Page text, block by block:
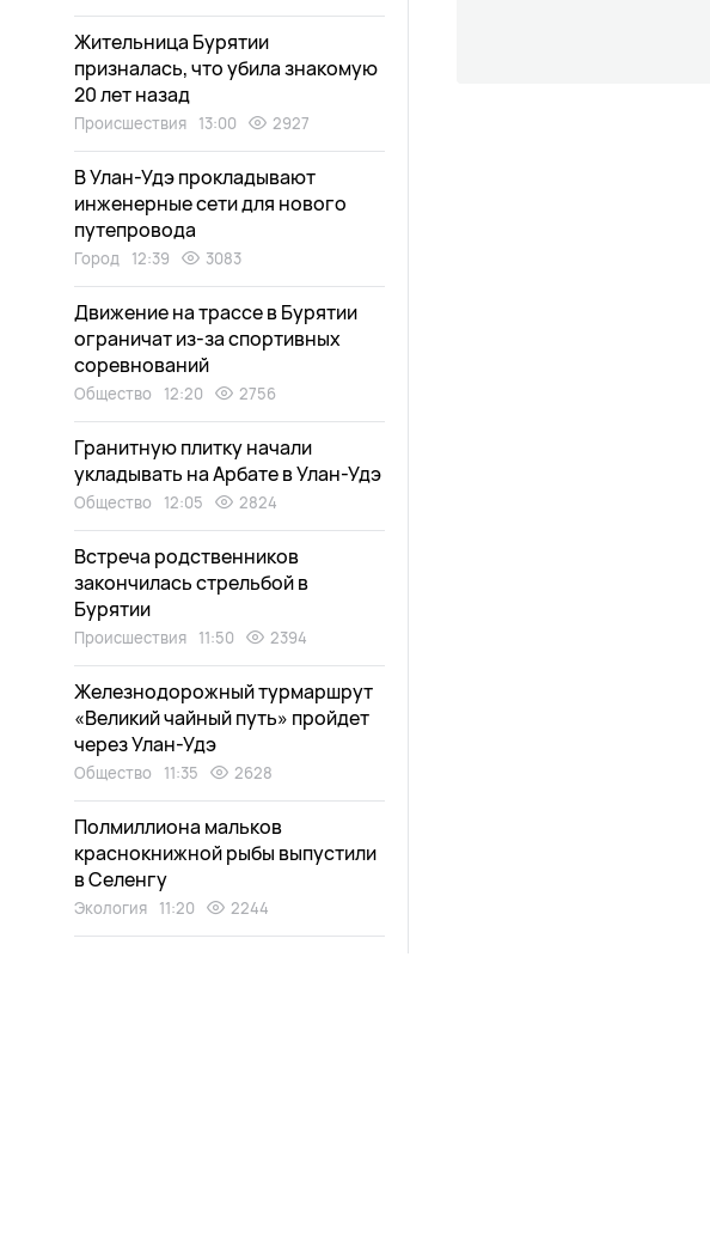
Жительница Бурятии
призналась, что убила знакомую
20 лет назад
Происшествия 13:00 2927
В Улан-Удэ прокладывают
инженерные сети для нового
путепровода
Город 12:39 3083
Движение на трассе в Бурятии
ограничат из-за спортивных
соревнований
Общество 12:20 2756
Гранитную плитку начали
укладывать на Арбате в Улан-Удэ
Общество 12:05 2824
Встреча родственников
закончилась стрельбой в
Бурятии
Происшествия 11:50 2394
Железнодорожный турмаршрут
«Великий чайный путь» пройдет
через Улан-Удэ
Общество 11:35 2628
Полмиллиона мальков
краснокнижной рыбы выпустили
в Селенгу
Экология 11:20 2244